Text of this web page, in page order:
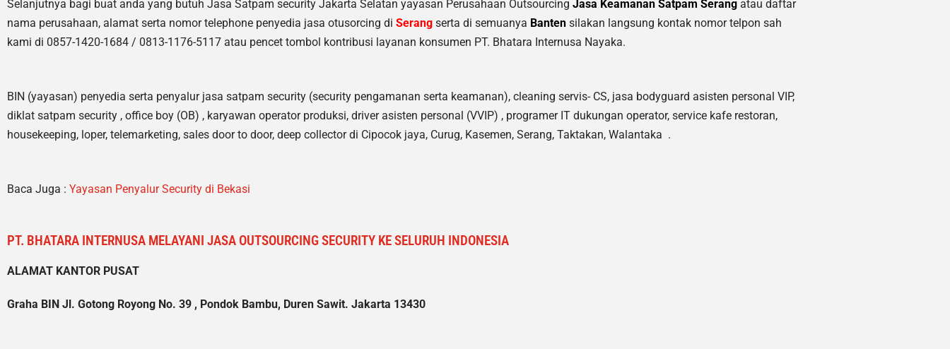
Selanjutnya bagi buat anda yang butuh Jasa Satpam security Jakarta Selatan yayasan Perusahaan Outsourcing Jasa Keamanan Satpam Serang atau daftar
nama perusahaan, alamat serta nomor telephone penyedia jasa otusorcing di Serang serta di semuanya Banten silakan langsung kontak nomor telpon sah
kami di 0857-1420-1684 / 0813-1176-5117 atau pencet tombol kontribusi layanan konsumen PT. Bhatara Internusa Nayaka.
BIN (yayasan) penyedia serta penyalur jasa satpam security (security pengamanan serta keamanan), cleaning servis- CS, jasa bodyguard asisten personal VIP,
diklat satpam security , office boy (OB) , karyawan operator produksi, driver asisten personal (VVIP) , programer IT dukungan operator, service kafe restoran,
housekeeping, loper, telemarketing, sales door to door, deep collector di Cipocok jaya, Curug, Kasemen, Serang, Taktakan, Walantaka .
Baca Juga : Yayasan Penyalur Security di Bekasi
PT. BHATARA INTERNUSA MELAYANI JASA OUTSOURCING SECURITY KE SELURUH INDONESIA
ALAMAT KANTOR PUSAT
Graha BIN Jl. Gotong Royong No. 39 , Pondok Bambu, Duren Sawit. Jakarta 13430